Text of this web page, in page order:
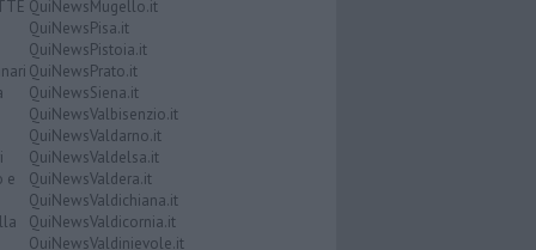
e
QuiNewsMugello.it
QuiNewsPisa.it
QuiNewsPistoia.it
QuiNewsPrato.it
QuiNewsSiena.it
QuiNewsValbisenzio.it
QuiNewsValdarno.it
QuiNewsValdelsa.it
QuiNewsValdera.it
QuiNewsValdichiana.it
QuiNewsValdicornia.it
QuiNewsValdinievole.it